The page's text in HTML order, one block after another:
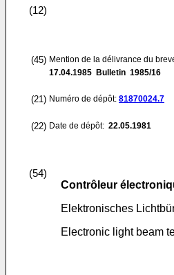
(12)
(45) Mention de la délivrance du
17.04.1985 Bulletin 1985/16
(21) Numéro de dépôt: 81870024.7
(22) Date de dépôt: 22.05.1981
(54)
Contrôleur
Elektronisches
Electronic light beam